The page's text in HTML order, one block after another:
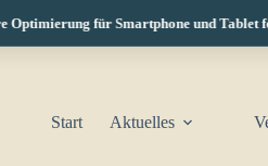
für Smartphone und Tablet
Start
Aktuelles